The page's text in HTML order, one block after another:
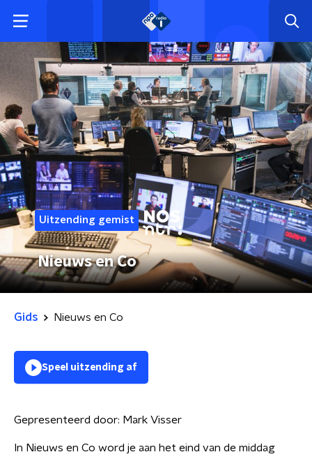
Uitzending gemist
Nieuws en Co
Gids Nieuws en Co
Speel uitzending af
Gepresenteerd door: Mark Visser
In Nieuws en Co word je aan het eind van de middag